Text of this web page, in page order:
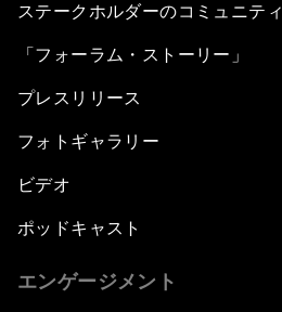
ステークホルダーのコミュニティ
「フォーラム・ストーリー」
プレスリリース
フォトギャラリー
ビデオ
ポッドキャスト
エンゲージメント